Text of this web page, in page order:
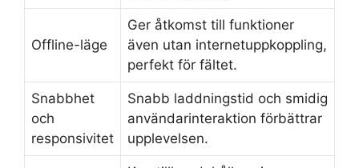
Offline-läge
Ger åtkomst till funktioner
även utan internetuppkoppling,
perfekt för fältet.
Snabbhet
och
responsivitet
Snabb laddningstid och smidig
användarinteraktion förbättrar
upplevelsen.